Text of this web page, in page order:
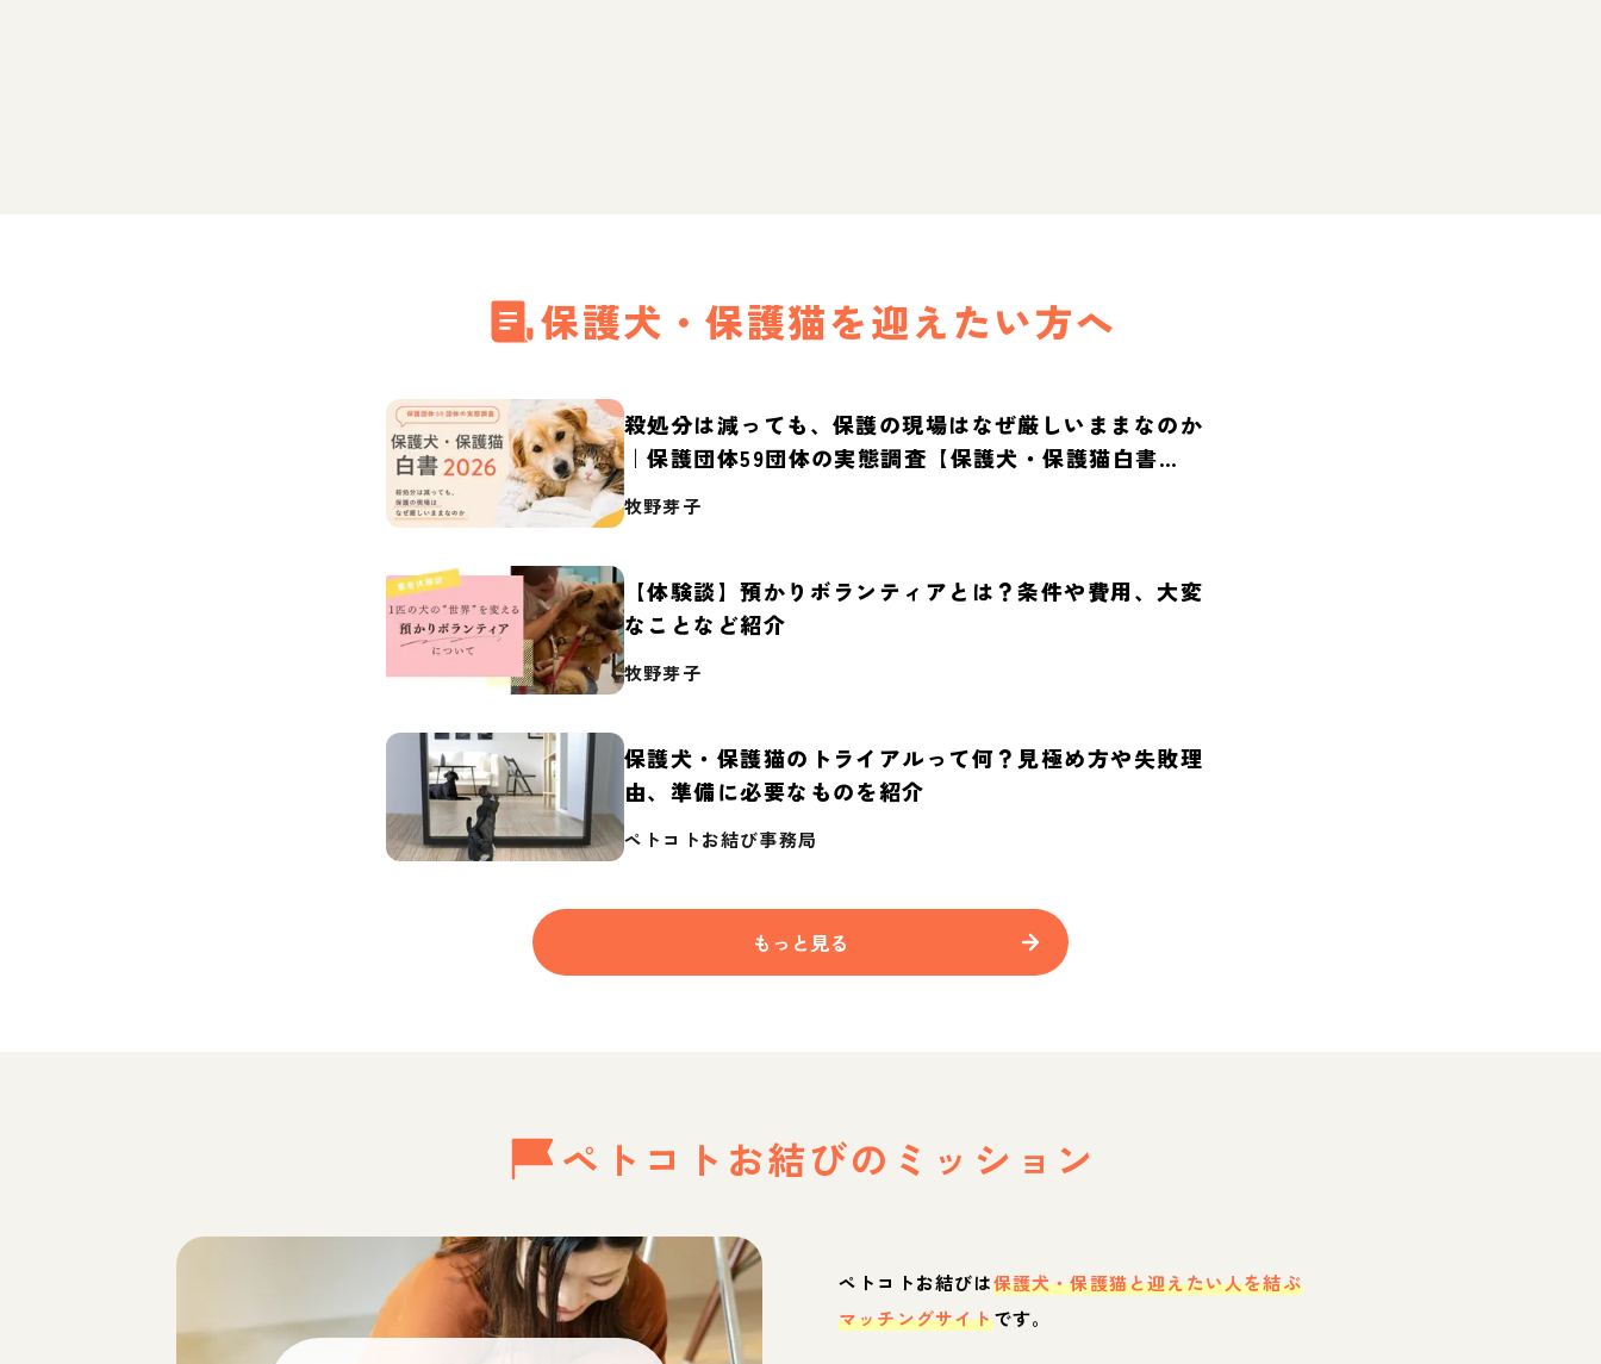
保護犬・保護猫を迎えたい方へ
殺処分は減っても、保護の現場はなぜ厳しいままなのか
｜保護団体59団体の実態調査【保護犬・保護猫白書
2026】
牧野芽子
【体験談】預かりボランティアとは？条件や費用、大変
なことなど紹介
牧野芽子
保護犬・保護猫のトライアルって何？見極め方や失敗理
由、準備に必要なものを紹介
ペトコトお結び事務局
もっと見る
ペトコトお結びの ミッション
ペトコトお結びは保護犬・保護猫と迎えたい人を結ぶ
マッチングサイトです。